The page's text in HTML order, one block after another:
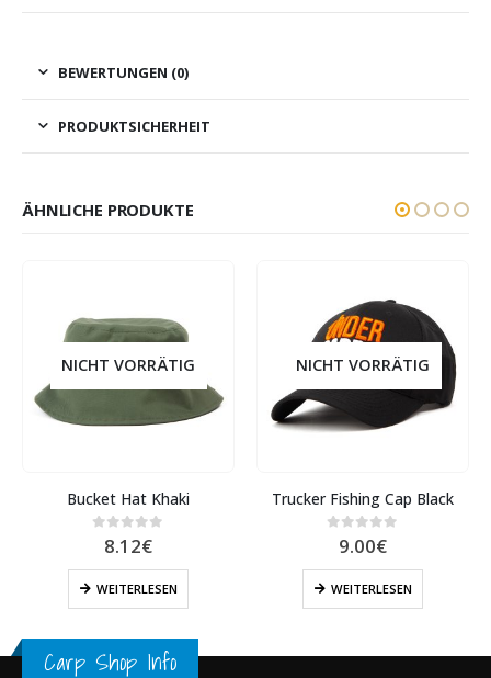
BEWERTUNGEN (0)
PRODUKTSICHERHEIT
ÄHNLICHE PRODUKTE
NICHT VORRÄTIG
Bucket Hat Khaki
out of 5
8.12€
WEITERLESEN
NICHT VORRÄTIG
Trucker Fishing Cap Black
out of 5
9.00€
WEITERLESEN
Carp Shop Info